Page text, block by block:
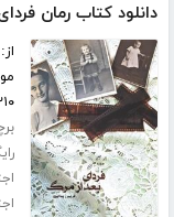
دانلود کتاب رمان
۲۱۰